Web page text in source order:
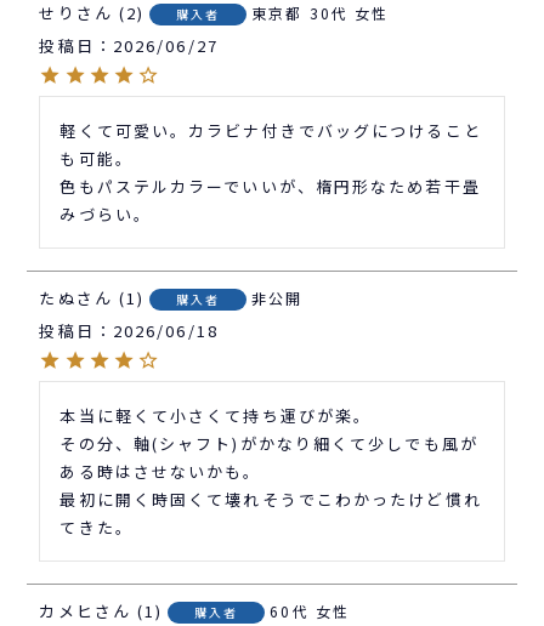
せり 2 購入者 東京都 30代 女性
投稿日 2026/06/27
軽くて可愛い。カラビナ付きでバッグにつけること
も可能。
色もパステルカラーでいいが、楕円形なため若干畳
みづらい。
たぬ 1 購入者 非公開
投稿日 2026/06/18
本当に軽くて小さくて持ち運びが楽。
その分、軸(シャフト)がかなり細くて少しでも風が
ある時はさせないかも。
最初に開く時固くて壊れそうでこわかったけど慣れ
てきた。
カメヒ 1 購入者 60代 女性